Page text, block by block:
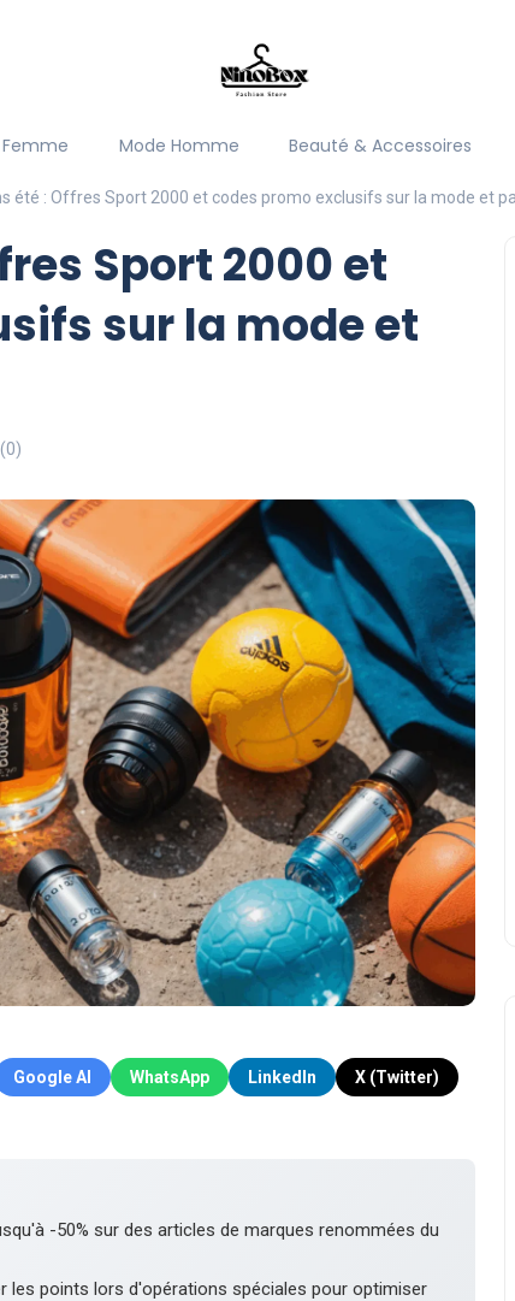
Mode Homme Beauté & Accessoires
été : Offres Sport 2000 et codes promo exclusifs sur la mode et
Sport 2000 et
sur la mode et
Google AI WhatsApp LinkedIn
X (Twitter)
-50% sur des articles de marques renommées du
les points lors d'opérations spéciales pour optimiser